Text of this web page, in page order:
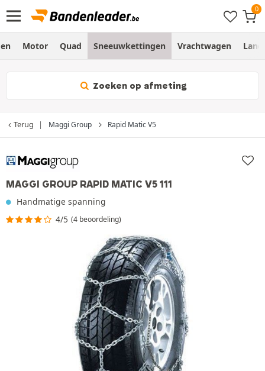
Motor Quad Sneeuwkettingen Vrachtwagen
Zoeken op afmeting
Terug Maggi Group Rapid Matic V5
MAGGI GROUP RAPID MATIC V5 111
Handmatige spanning
4/5 (4 beoordeling)